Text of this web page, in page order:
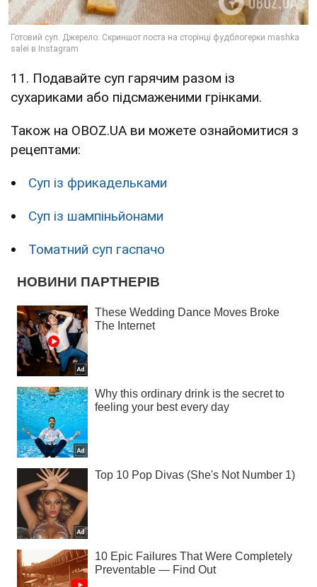
11. Подавайте суп гарячим разом із
сухариками або підсмаженими грінками.
Також на OBOZ.UA ви можете ознайомитися з
рецептами:
Суп із фрикадельками
Суп із шампіньйонами
Томатний суп гаспачо